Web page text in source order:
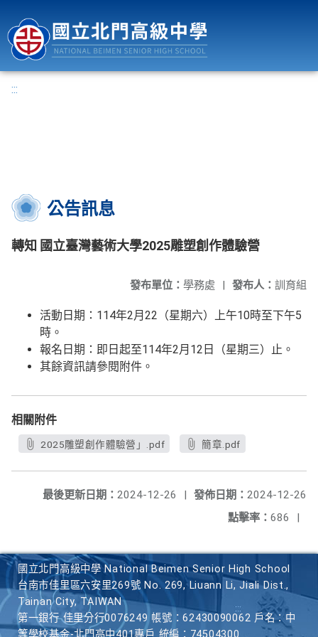
:::
公告訊息
轉知 國立臺灣藝術大學2025雕塑創作體驗營
發布人： 訓育組
發布單位： 學務處 |
活動日期：114年2月22（星期六）上午10時至下午5
時。
報名日期：即日起至114年2月12日（星期三）止。
其餘資訊請參閱附件。
相關附件
2025雕塑創作體驗營」.pdf 簡章.pdf
發佈日期： 2024-12-26
最後更新日期： 2024-12-26
|
點擊率： 686 |
國立北門高級中學 National Beimen Senior High School
台南市佳里區六安里269號 No. 269, Liuann Li, Jiali Dist.,
Tainan City, TAIWAN
第一銀行 佳里分行0076249 帳號：62430090062 戶名：中
等學校基金-北門高中401專戶 統編：74504300